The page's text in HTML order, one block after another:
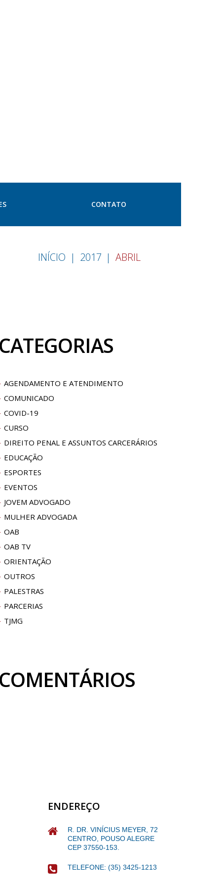
CONTATO
INÍCIO 2017 ABRIL
CATEGORIAS
AGENDAMENTO E ATENDIMENTO
COMUNICADO
COVID-19
CURSO
DIREITO PENAL E ASSUNTOS CARCERÁRIOS
EDUCAÇÃO
ESPORTES
EVENTOS
JOVEM ADVOGADO
MULHER ADVOGADA
OAB
OAB TV
ORIENTAÇÃO
OUTROS
PALESTRAS
PARCERIAS
TJMG
COMENTÁRIOS
ENDEREÇO
R. DR. VINÍCIUS MEYER, 72
CENTRO, POUSO ALEGRE
CEP 37550-153.
TELEFONE: (35) 3425-1213